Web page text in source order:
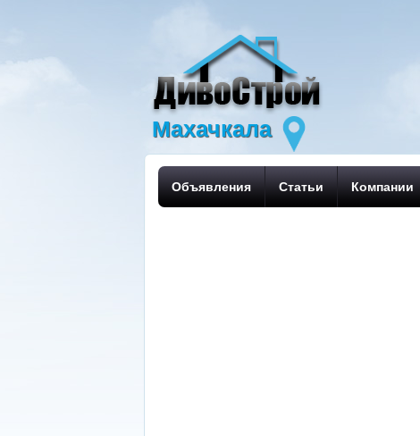
Махачкала
Объявления Статьи Компании